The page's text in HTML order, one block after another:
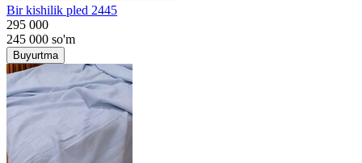
Bir kishilik pled 2445
295 000
245 000 so'm
Buyurtma